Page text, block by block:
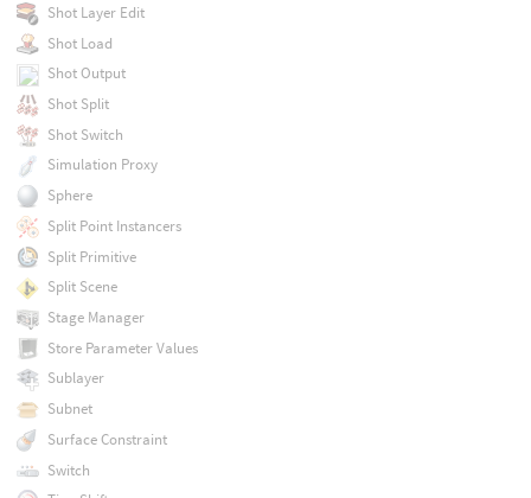
Shot Layer Edit
Shot Load
Shot Output
Shot Split
Shot Switch
Simulation Proxy
Sphere
Split Point Instancers
Split Primitive
Split Scene
Stage Manager
Store Parameter Values
Sublayer
Subnet
Surface Constraint
Switch